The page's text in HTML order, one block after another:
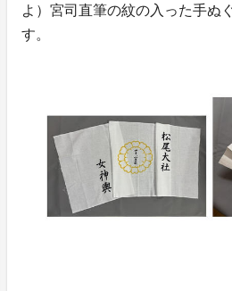
よ）宮司直筆の紋の入った手ぬ
す。